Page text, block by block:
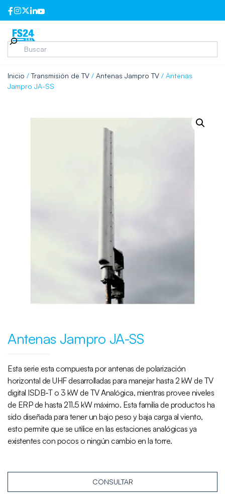
Inicio / Transmisión de TV / Antenas Jampro TV / Antenas
Jampro JA-SS
Antenas Jampro JA-SS
Esta serie esta compuesta por antenas de polarización
horizontal de UHF desarrolladas para manejar hasta 2 kW de TV
digital ISDB-T o 3 kW de TV Analógica, mientras provee niveles
de ERP de hasta 211.5 kW máximo. Esta familia de productos ha
sido diseñada para tener un bajo peso y baja carga al viento,
esto permite que se utilice en las estaciones analógicas ya
existentes con pocos o ningún cambio en la torre.
CONSULTAR